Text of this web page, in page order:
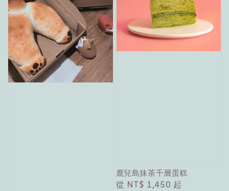
鹿兒島抹茶千層蛋糕
Regular
從 NT$ 1,450 起